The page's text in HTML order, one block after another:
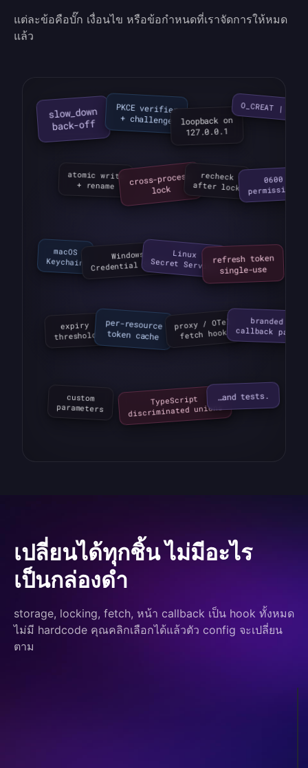
แต่ละข้อคือบั๊ก เงื่อนไข หรือข้อกำหนดที่เราจัดการให้หมด
แล้ว
slow_down
back-off + challenge loopback on
127.0.0.1
O_CREAT |
+ rename cross-process
lock
recheck
after lock 0600
permissions
macOS
Keychain
Windows
Credential Store
Linux
Secret Servicerefresh token
single-use
expiry
threshold
per-resource
token cache
proxy / OTel
fetch hook
branded
callback page
parameters
TypeScript
discriminated unions
…and tests.
เปลี่ยนได้ทุกชิ้น ไม่มีอะไร
เป็นกล่องดำ
storage, locking, fetch, หน้า callback เป็น hook ทั้งหมด
ไม่มี hardcode คุณคลิกเลือกได้แล้วตัว config จะเปลี่ยน
ตาม